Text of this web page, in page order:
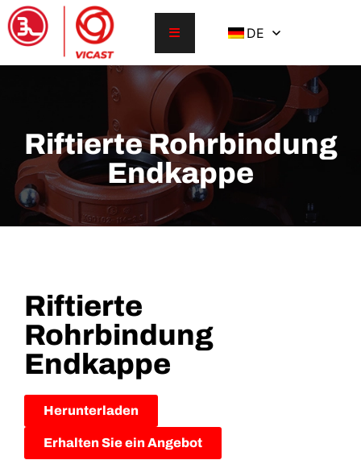
DE
Riftierte Rohrbindung
Endkappe
Riftierte
Rohrbindung
Endkappe
Herunterladen
Erhalten Sie ein Angebot